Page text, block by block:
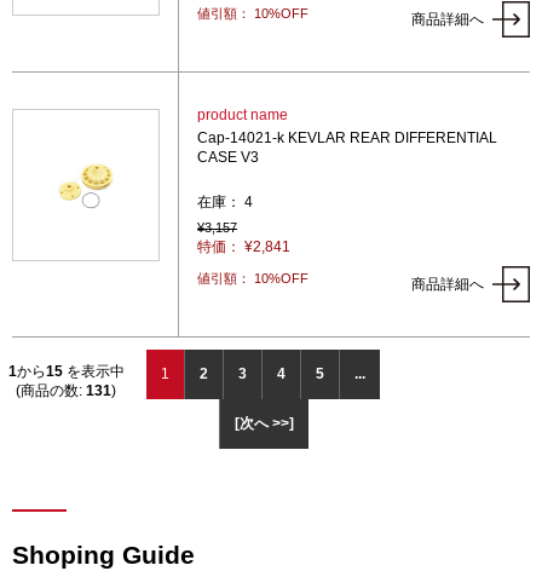
値引額： 10%OFF 商品詳細へ
product name
Cap-14021-k KEVLAR REAR DIFFERENTIAL
CASE V3
在庫： 4
¥3,157
特価： ¥2,841
値引額： 10%OFF 商品詳細へ
1 2 3 4 5 ...
[次へ >>]
1から15を表示中
(商品の数:131)
Shoping Guide